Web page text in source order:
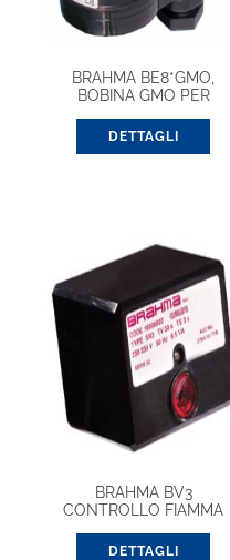
BRAHMA BE8*GMO,
BOBINA GMO PER
DETTAGLI
BRAHMA BV3
CONTROLLO FIAMMA
DETTAGLI